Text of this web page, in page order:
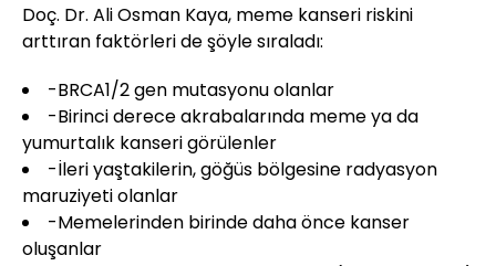
Doç. Dr. Ali Osman Kaya, meme kanseri riskini
arttıran faktörleri de şöyle sıraladı:
-BRCA1/2 gen mutasyonu olanlar
-Birinci derece akrabalarında meme ya da
yumurtalık kanseri görülenler
-İleri yaştakilerin, göğüs bölgesine radyasyon
maruziyeti olanlar
-Memelerinden birinde daha önce kanser
oluşanlar